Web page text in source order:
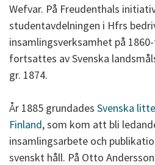
Wefvar. På Freudenthals
studentavdelningen i Hfrs
insamlingsverksamhet på
fortsattes av Svenska
gr. 1874.
År 1885 grundades Svenska
Finland, som kom att bli
insamlingsarbete och
svenskt håll. På Otto